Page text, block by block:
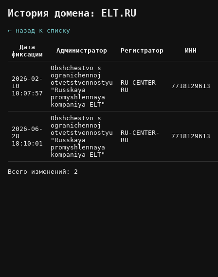
История домена: ELT.RU
← назад к списку
Дата
фиксации
Администратор Регистратор ИНН
2026-02-
10
10:07:57
Obshchestvo s
ogranichennoj
otvetstvennostyu
"Russkaya
promyshlennaya
kompaniya ELT"
RU-CENTER-
RU
7718129613
2026-06-
28
18:10:01
Obshchestvo s
ogranichennoj
otvetstvennostyu
"Russkaya
promyshlennaya
kompaniya ELT"
RU-CENTER-
RU
7718129613
Всего изменений: 2